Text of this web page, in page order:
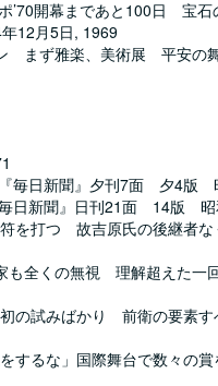
開幕まであと100日 宝石
12月5日, 1969
ン まず雅楽、美術展 平安
毎日新聞』夕刊7面 夕4版
日新聞』日刊21面 14版
を打つ 故吉原氏の後継
も全くの無視 理解超えた
の試みばかり 前衛の要
るな」国際舞台で数々の